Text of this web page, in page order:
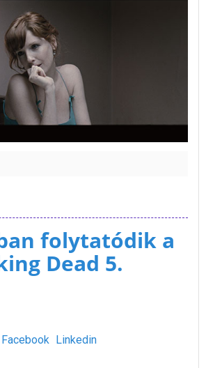
folytatódik a
Dead 5.
Facebook Linkedin